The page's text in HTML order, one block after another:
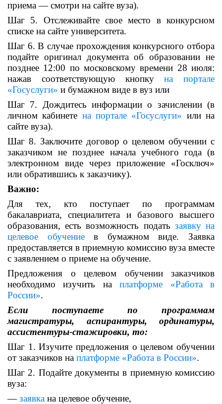
приема — смотри на сайте вуза).
Шаг 5. Отслеживайте свое место в конкурсном
списке на сайте университета.
Шаг 6. В случае прохождения конкурсного отбора
подайте оригинал документа об образовании не
позднее 12:00 по московскому времени 28 июля:
нажав соответствующую кнопкуна портале
«Госуслуги» и бумажном виде в вуз или
Шаг 7. Дождитесь информации о зачислении (в
личном кабинете на портале «Госуслуги» или на
сайте вуза).
Шаг 8. Заключите договор о целевом обучении с
заказчиком не позднее начала учебного года (в
электронном виде через приложение «Госключ»
или обратившись к заказчику).
Важно:
Для тех, кто поступает по программам
бакалавриата, специалитета и базового высшего
образования, есть возможность подать заявкуна
целевое обучениев бумажном виде. Заявка
предоставляется в приемную комиссию вуза вместе
с заявлением о приеме на обучение.
Предложения о целевом обучении заказчиков
необходимо изучить наплатформе «Работа в
России».
Если поступаете по программам
магистратуры, аспирантуры, ординатуры,
ассистентуры-стажировки, то:
Шаг 1.Изучите предложения о целевом обучении
от заказчиков на платформе «Работа в России».
Шаг 2. Подайте документы в приемную комиссию
вуза:
— заявка на целевое обучение,